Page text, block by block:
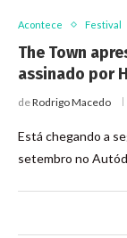
Acontece Festival
The Town
assinado por
deRodrigo Macedo
Está chegando a
setembro no